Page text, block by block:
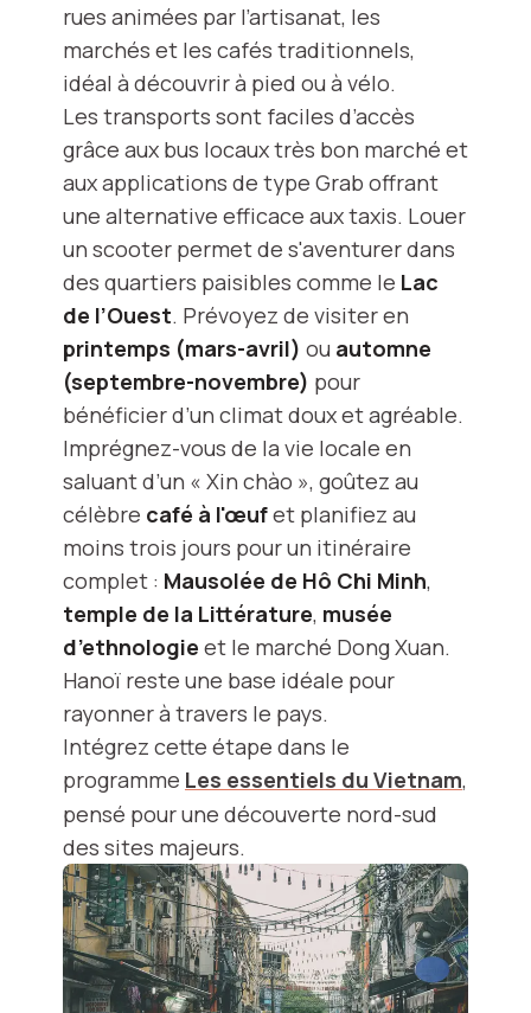
rues animées par l’artisanat, les
marchés et les cafés traditionnels,
idéal à découvrir à pied ou à vélo.
Les transports sont faciles d’accès
grâce aux bus locaux très bon marché et
aux applications de type Grab offrant
une alternative efficace aux taxis. Louer
un scooter permet de s'aventurer dans
des quartiers paisibles comme le Lac
de l’Ouest. Prévoyez de visiter en
printemps (mars-avril) ou automne
(septembre-novembre) pour
bénéficier d’un climat doux et agréable.
Imprégnez-vous de la vie locale en
saluant d’un « Xin chào », goûtez au
célèbre café à l'œufet planifiez au
moins trois jours pour un itinéraire
complet : Mausolée de Hô Chi Minh,
temple de la Littérature, musée
d’ethnologie et le marché Dong Xuan.
Hanoï reste une base idéale pour
rayonner à travers le pays.
Intégrez cette étape dans le
programme Les essentiels du Vietnam,
pensé pour une découverte nord-sud
des sites majeurs.